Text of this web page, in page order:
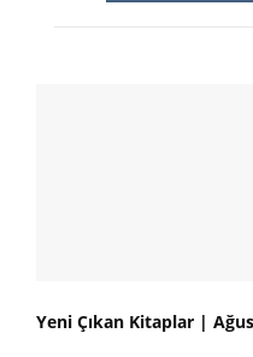
Yeni Çıkan Kitaplar |